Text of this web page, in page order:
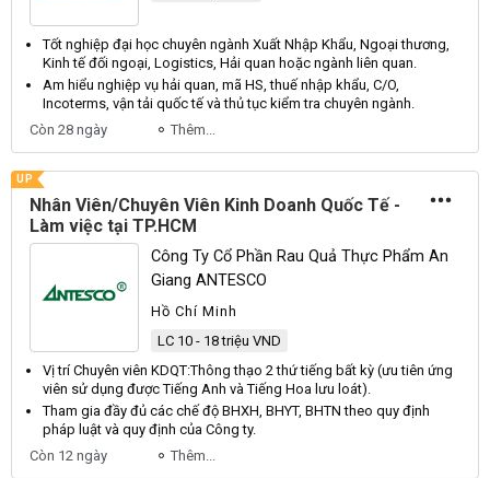
Tốt nghiệp đại học chuyên ngành Xuất Nhập Khẩu, Ngoạithương,
Kinh tế đối ngoại, Logistics, Hải quan hoặc ngành liên quan.
Am hiểu nghiệp vụ hải quan, mã HS, thuế nhập khẩu, C/O,
Incoterms, vận tải quốc tế và thủ tục kiểm tra chuyên ngành.
Còn 28 ngày
Thêm...
UP
Nhân Viên/Chuyên Viên Kinh Doanh Quốc Tế -
Làm việc tại TP.HCM
Công Ty Cổ Phần Rau Quả Thực Phẩm An
Giang ANTESCO
Hồ Chí Minh
LC 10 - 18 triệu VND
Vị tríChuyên viên KDQT:Thông thạo 2 thứ tiếng bất kỳ (ưu tiên ứng
viên sử dụng đượcTiếng Anh vàTiếng Hoa lưu loát).
Tham gia đầy đủ các chế độ BHXH, BHYT, BHTN theo quy định
pháp luật và quy định của Công ty.
Còn 12 ngày
Thêm...